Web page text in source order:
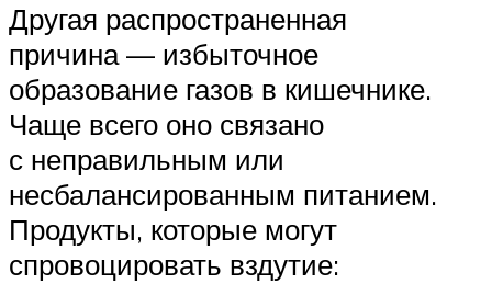
Другая распространенная
причина — избыточное
образование газов в кишечнике.
Чаще всего оно связано
с неправильным или
несбалансированным питанием.
Продукты, которые могут
спровоцировать вздутие: